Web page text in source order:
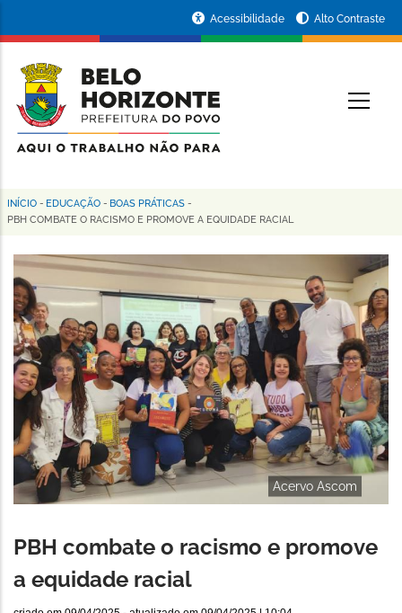
conteúdo
principal
da
Prefeitura
de
Horizonte
Acessibilidade Alto Contraste
Trilha
navegação
INÍCIO - EDUCAÇÃO - BOAS PRÁTICAS -
PBH COMBATE O RACISMO E PROMOVE A EQUIDADE RACIAL
Acervo Ascom
PBH combate o racismo e promove
a equidade racial